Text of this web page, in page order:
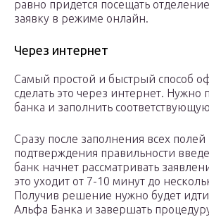
равно придется посещать
заявку в режиме онлайн.
Через интернет
Самый простой и быстрый способ
сделать это через интернет. Нужно
банка и заполнить
Сразу после заполнения всех полей
подтверждения правильности
банк начнет рассматривать
это уходит от 7-10 минут до
Получив решение нужно будет
Альфа Банка и завершать